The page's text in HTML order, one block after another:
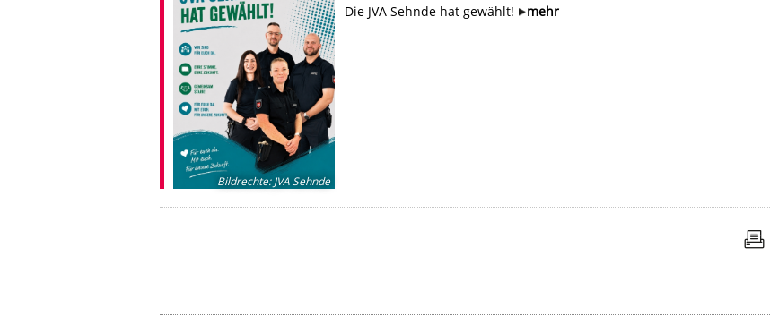
Bildrechte:JVA Sehnde
Die JVA Sehnde hat gewählt! mehr